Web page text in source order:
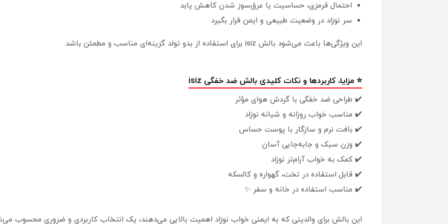
احتمال قرمزی، حساسیت یا عرق‌سوز شدن کاهش یابد
سر نوزاد در وضعیت طبیعی و ایمن قرار بگیرد
این ویژگی‌ها باعث می‌شود بالش isiz برای استفاده از بدو تولد گزینه‌ای مناسب و مطمئن باشد.
⭐ مزایا، کاربردها و نکات کلیدی بالش ضد خفگی isiz
✔️ طراحی ضد خفگی با گردش هوای مؤثر
✔️ مناسب خواب روزانه و شبانه نوزاد
✔️ بافت نرم و سازگار با پوست حساس
✔️ وزن سبک و جابه‌جایی آسان
✔️ کمک به خواب آرام‌تر نوزاد
✔️ قابل استفاده در تخت، گهواره و کالسکه
✔️ مناسب استفاده در خانه و سفر ✨
این بالش برای والدینی که به ایمنی خواب نوزاد اهمیت بالایی می‌دهند، یک انتخاب کاربردی و ضروری محسوب